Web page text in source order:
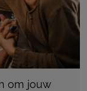
om jouw